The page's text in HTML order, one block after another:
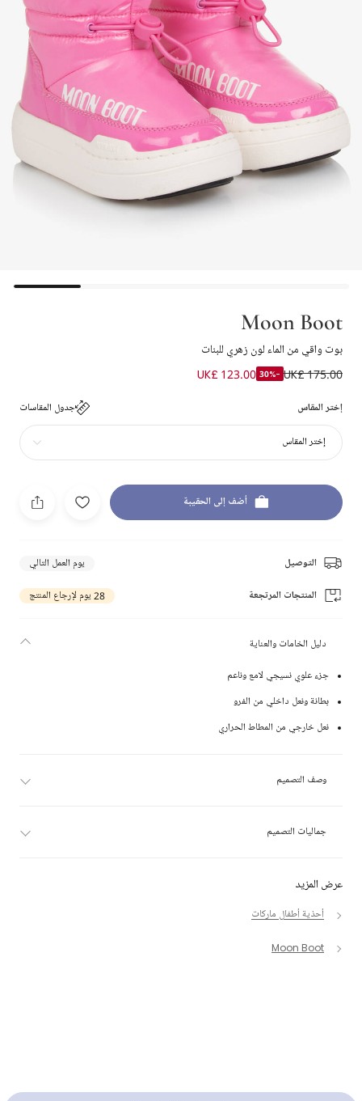
Moon Boot
بوت واقي من الماء لون زهري للبنات
UK£ 175.00
-30%
UK£ 123.00
إختر المقاس جدول المقاسات
إختر المقاس
أضف إلى الحقيبة
التوصيل يوم العمل التالي
المنتجات المرتجعة 28 يوم لإرجاع المنتج
عرض المزيد
أحذية أطفال ماركات
Moon Boot
دليل الخامات والعناية
جزء علوي نسيجي لامع وناعم
بطانة ونعل داخلي من الفرو
نعل خارجي من المطاط الحراري
وصف التصميم
جماليات التصميم